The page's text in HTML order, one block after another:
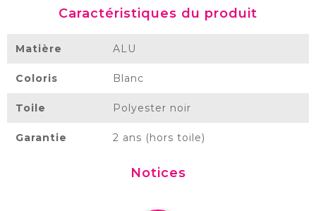
Caractéristiques du produit
Matière ALU
Coloris Blanc
Toile Polyester noir
Garantie 2 ans (hors toile)
Notices